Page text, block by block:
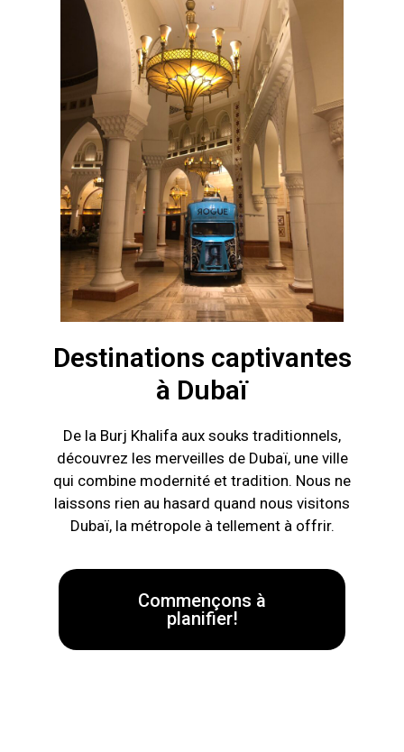
Destinations captivantes
à Dubaï
De la Burj Khalifa aux souks traditionnels,
découvrez les merveilles de Dubaï, une ville
qui combine modernité et tradition. Nous ne
laissons rien au hasard quand nous visitons
Dubaï, la métropole à tellement à offrir.
Commençons à
planifier!